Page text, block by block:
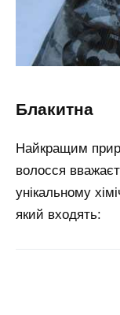
блакитна
Найкращим
волосся
унікальному
який входять: